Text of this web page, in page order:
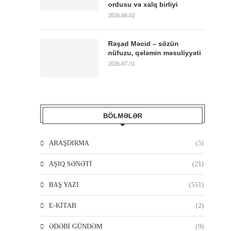
ordusu və xalq birliyi
2026-08-02
Rəşad Məcid – sözün
nüfuzu, qələmin məsuliyyəti
2026-07-31
BÖLMƏLƏR
ARAŞDIRMA (5)
AŞIQ SƏNƏTİ (21)
BAŞ YAZI (551)
E-KİTAB (2)
ƏDƏBİ GÜNDƏM (9)